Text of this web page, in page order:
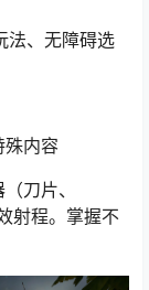
法、无障碍选
殊内容
刀片、
射程。掌握不